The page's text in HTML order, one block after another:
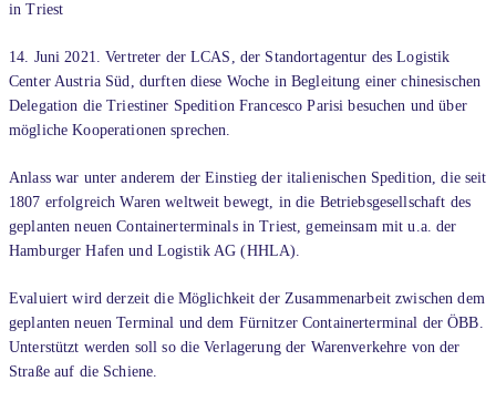
in Triest
14. Juni 2021. Vertreter der LCAS, der Standortagentur des Logistik
Center Austria Süd, durften diese Woche in Begleitung einer chinesischen
Delegation die Triestiner Spedition Francesco Parisi besuchen und über
mögliche Kooperationen sprechen.
Anlass war unter anderem der Einstieg der italienischen Spedition, die seit
1807 erfolgreich Waren weltweit bewegt, in die Betriebsgesellschaft des
geplanten neuen Containerterminals in Triest, gemeinsam mit u.a. der
Hamburger Hafen und Logistik AG (HHLA).
Evaluiert wird derzeit die Möglichkeit der Zusammenarbeit zwischen dem
geplanten neuen Terminal und dem Fürnitzer Containerterminal der ÖBB.
Unterstützt werden soll so die Verlagerung der Warenverkehre von der
Straße auf die Schiene.